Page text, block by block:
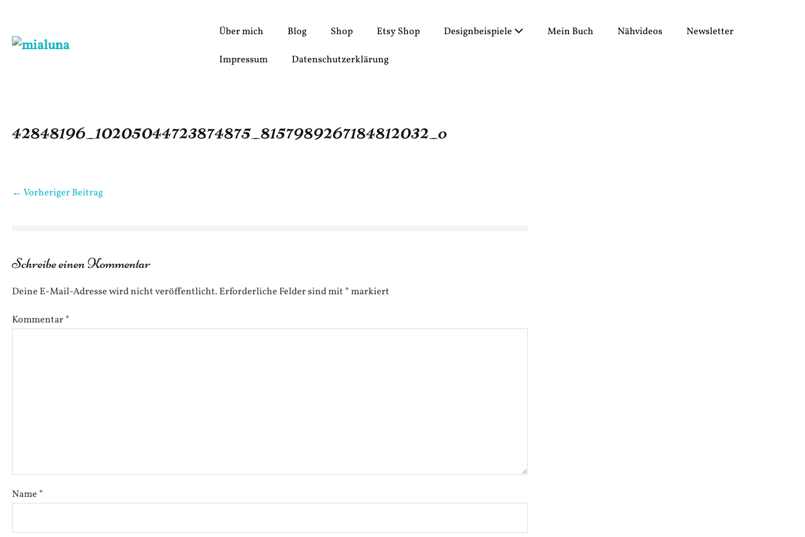
springen
Über mich Blog Shop Etsy Shop Designbeispiele Mein Buch Nähvideos Newsletter
Impressum Datenschutzerklärung
42848196_10205044723874875_8157989267184812032_o
Beitragsnavigation
← Vorheriger Beitrag
Schreibe einen Kommentar
Deine E-Mail-Adresse wird nicht veröffentlicht. Erforderliche Felder sind mit *markiert
Kommentar*
Name *